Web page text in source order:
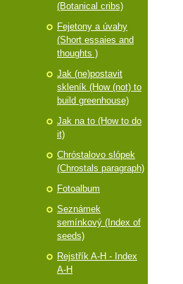
(Botanical cribs)
Fejetony a úvahy
(Short essaies and
thoughts )
Jak (ne)postavit
skleník (How (not) to
build greenhouse)
Jak na to (How to do
it)
Chróstalovo slópek
(Chrostals paragraph)
Fotoalbum
Seznámek
semínkový (Index of
seeds)
Rejstřík A-H - Index
A-H